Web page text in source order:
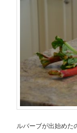
ルバーブが出始めた